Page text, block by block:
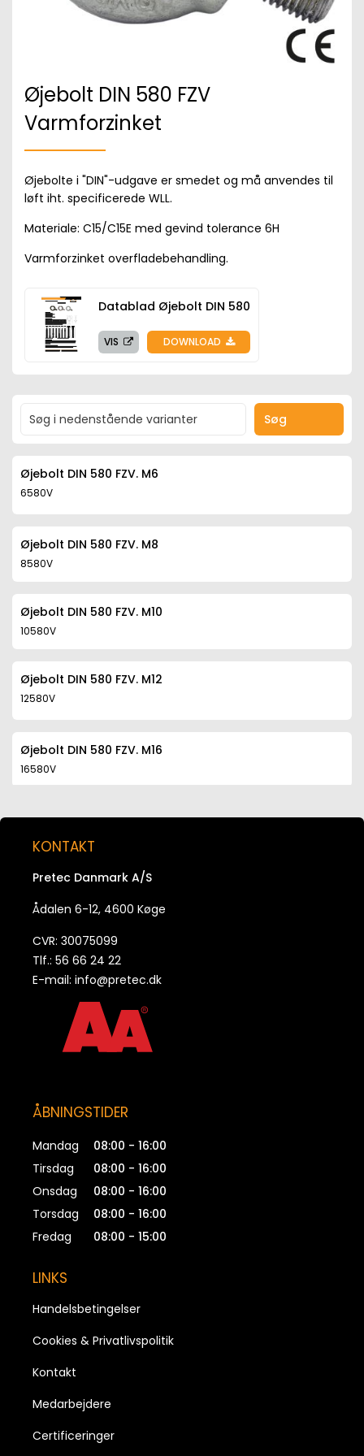
Øjebolt DIN 580 FZV
Varmforzinket
Øjebolte i "DIN"-udgave er smedet og må anvendes til
løft iht. specificerede WLL.
Materiale: C15/C15E med gevind tolerance 6H
Varmforzinket overfladebehandling.
Datablad Øjebolt DIN 580
VIS DOWNLOAD
Søg
Øjebolt DIN 580 FZV. M6
6580V
Øjebolt DIN 580 FZV. M8
8580V
Øjebolt DIN 580 FZV. M10
10580V
Øjebolt DIN 580 FZV. M12
12580V
Øjebolt DIN 580 FZV. M16
16580V
Øjebolt DIN 580 FZV. M20
Øjebolt DIN 580 FZV. M24
24580V
Øjebolt DIN 580 FZV. M30
30580V
KONTAKT
Pretec Danmark A/S
Ådalen 6-12, 4600 Køge
CVR: 30075099
Tlf.: 56 66 24 22
E-mail: info@pretec.dk
ÅBNINGSTIDER
Mandag
08:00 - 16:00
Tirsdag
08:00 - 16:00
Onsdag
08:00 - 16:00
Torsdag
08:00 - 16:00
Fredag
08:00 - 15:00
LINKS
Handelsbetingelser
Cookies & Privatlivspolitik
Kontakt
Medarbejdere
Certificeringer